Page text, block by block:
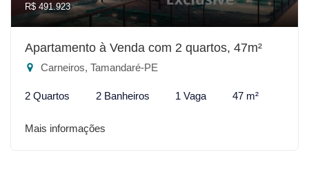
R$ 491.923
Apartamento à Venda com 2 quartos, 47m²
Carneiros, Tamandaré-PE
2 Quartos 2 Banheiros 1 Vaga 47 m²
Mais informações